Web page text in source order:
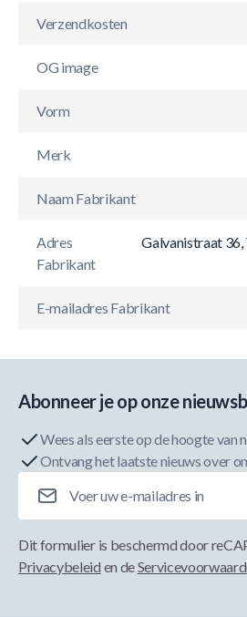
Verzendkosten
OG image
Vorm
Merk
Naam Fabrikant
Adres
Fabrikant
Galvanistraat
E-mailadres Fabrikant
Abonneer je op onze
Wees als eerste op de hoogte van
Ontvang het laatste nieuws over
Dit formulier is beschermd door
Privacybeleid en de